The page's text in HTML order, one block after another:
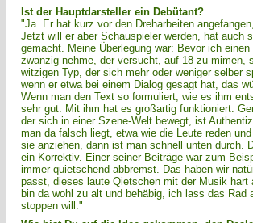
Ist der Hauptdarsteller ein Debütant?
"Ja. Er hat kurz vor den Dreharbeiten
Jetzt will er aber Schauspieler werden, hat auch
gemacht. Meine Überlegung war: Bevor ich
zwanzig nehme, der versucht, auf 18 zu mimen,
witzigen Typ, der sich mehr oder weniger selber
wenn er etwa bei einem Dialog gesagt hat, das
Wenn man den Text so formuliert, wie es ihm
sehr gut. Mit ihm hat es großartig funktioniert.
der sich in einer Szene-Welt bewegt, ist
man da falsch liegt, etwa wie die Leute reden
sie anziehen, dann ist man schnell unten durch.
ein Korrektiv. Einer seiner Beiträge war zum
immer quietschend abbremst. Das haben wir
passt, dieses laute Qietschen mit der Musik hart
bin da wohl zu alt und behäbig, ich lass das Rad
stoppen will."